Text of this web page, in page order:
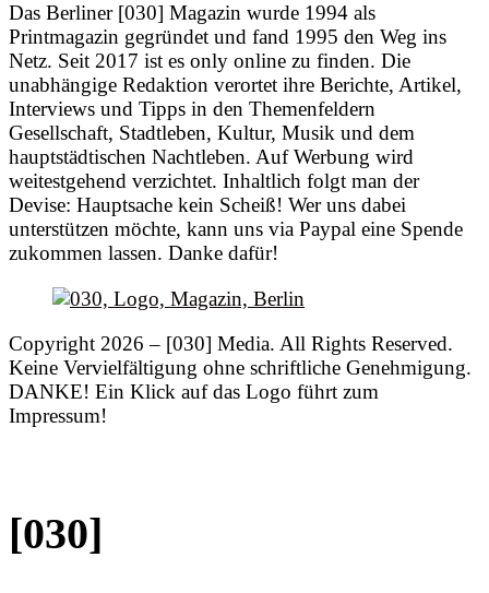
Das Berliner [030] Magazin wurde 1994 als
Printmagazin gegründet und fand 1995 den Weg ins
Netz. Seit 2017 ist es only online zu finden. Die
unabhängige Redaktion verortet ihre Berichte, Artikel,
Interviews und Tipps in den Themenfeldern
Gesellschaft, Stadtleben, Kultur, Musik und dem
hauptstädtischen Nachtleben. Auf Werbung wird
weitestgehend verzichtet. Inhaltlich folgt man der
Devise: Hauptsache kein Scheiß! Wer uns dabei
unterstützen möchte, kann uns via Paypal eine Spende
zukommen lassen. Danke dafür!
Copyright 2026 – [030] Media. All Rights Reserved.
Keine Vervielfältigung ohne schriftliche Genehmigung.
DANKE! Ein Klick auf das Logo führt zum
Impressum!
[030]